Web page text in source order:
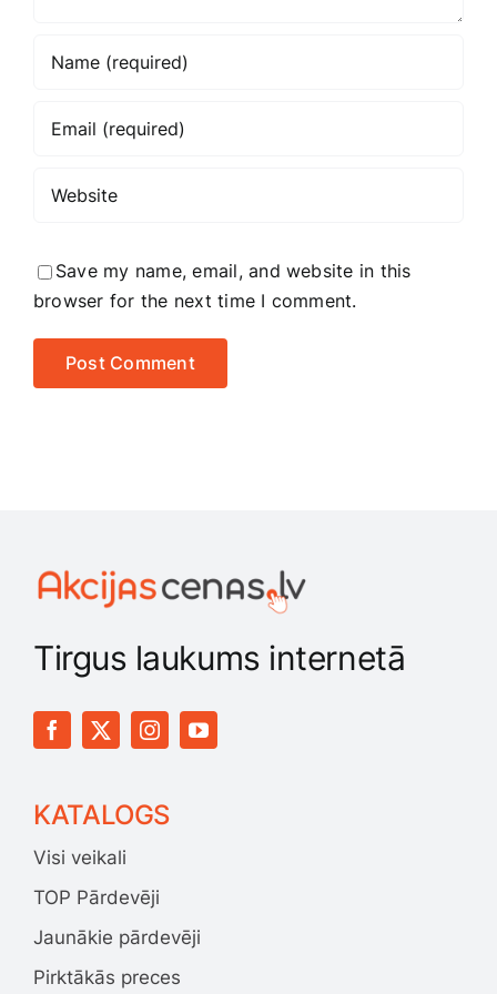
Save my name, email, and website in this
browser for the next time I comment.
Tirgus laukums internetā
KATALOGS
Visi veikali
TOP Pārdevēji
Jaunākie pārdevēji
Pirktākās preces